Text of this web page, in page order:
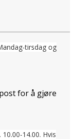
tirsdag og
for å gjøre
10.00-14.00. Hvis